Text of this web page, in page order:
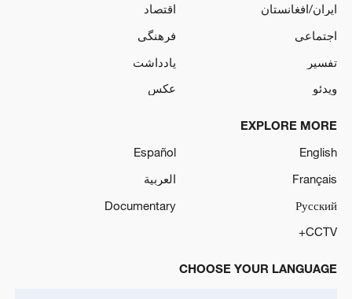
ایران/افغانستان
اقتصاد
اجتماعی
فرهنگی
تفسیر
یادداشت
ویدئو
عکس
EXPLORE MORE
English
Español
Français
العربية
Русский
Documentary
CCTV+
CHOOSE YOUR LANGUAGE